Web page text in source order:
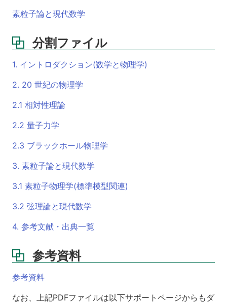
素粒子論と現代数学
分割ファイル
1. イントロダクション(数学と物理学)
2. 20 世紀の物理学
2.1 相対性理論
2.2 量子力学
2.3 ブラックホール物理学
3. 素粒子論と現代数学
3.1 素粒子物理学(標準模型関連)
3.2 弦理論と現代数学
4. 参考文献・出典一覧
参考資料
参考資料
なお、上記PDFファイルは以下サポートページからもダ